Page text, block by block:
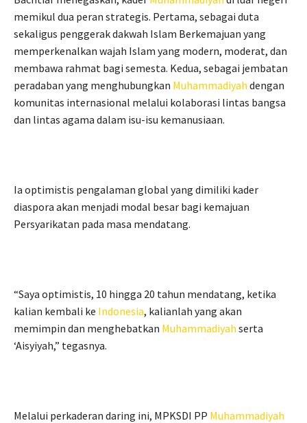
memikul dua peran strategis. Pertama, sebagai duta
sekaligus penggerak dakwah Islam Berkemajuan yang
memperkenalkan wajah Islam yang modern, moderat, dan
membawa rahmat bagi semesta. Kedua, sebagai jembatan
peradaban yang menghubungkan Muhammadiyah dengan
komunitas internasional melalui kolaborasi lintas bangsa
dan lintas agama dalam isu-isu kemanusiaan.
Ia optimistis pengalaman global yang dimiliki kader
diaspora akan menjadi modal besar bagi kemajuan
Persyarikatan pada masa mendatang.
“Saya optimistis, 10 hingga 20 tahun mendatang, ketika
kalian kembali ke Indonesia, kalianlah yang akan
memimpin dan menghebatkan Muhammadiyah serta
‘Aisyiyah,” tegasnya.
Melalui perkaderan daring ini, MPKSDI PP Muhammadiyah